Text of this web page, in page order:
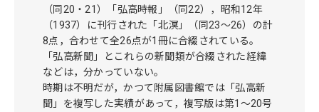
（同20・21）「弘高時報」（同22），昭和12年
（1937）に刊行された「北溟」（同23～26）の計
8点，合わせて全26点が1冊に合綴されている。
「弘高新聞」とこれらの新聞類が合綴された経緯
などは，分かっていない。
時期は不明だが，かつて附属図書館では「弘高新
聞」を複写した実績があって，複写版は第1～20号